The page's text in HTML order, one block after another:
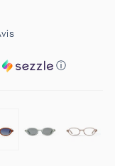
Cliquez
faire
ⓘ